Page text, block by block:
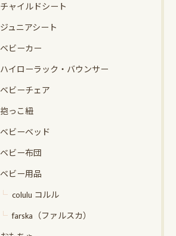
チャイルドシート
ジュニアシート
ベビーカー
ハイローラック・バウンサー
ベビーチェア
抱っこ紐
ベビーベッド
ベビー布団
ベビー用品
colulu コルル
farska（ファルスカ）